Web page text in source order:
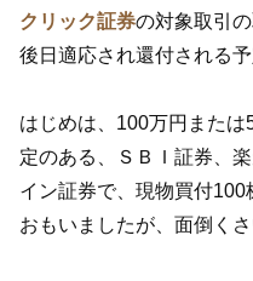
クリック証券の対象取引
後日適応され還付される
はじめは、100万円また
定のある、ＳＢＩ証券、楽
イン証券で、現物買付
おもいましたが、面倒く